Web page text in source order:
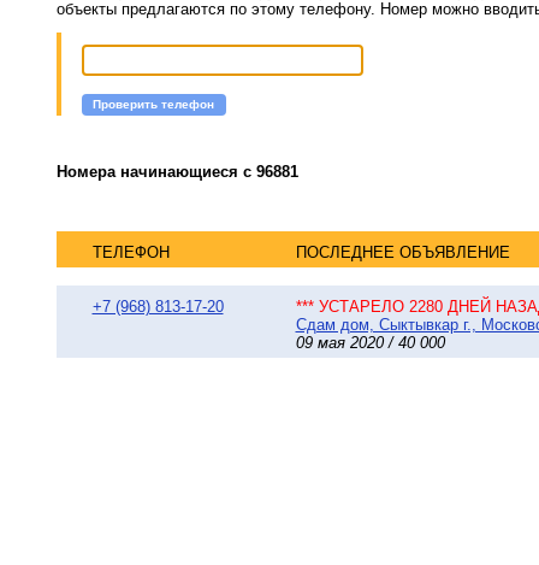
объекты предлагаются по этому телефону. Номер можно
Проверить телефон
Номера начинающиеся с 96881
ТЕЛЕФОН ПОСЛЕДНЕЕ ОБЪЯВЛЕНИЕ
+7 (968) 813-17-20
*** УСТАРЕЛО 2280 ДНЕЙ
Сдам дом, Сыктывкар г.,
09 мая 2020 / 40 000